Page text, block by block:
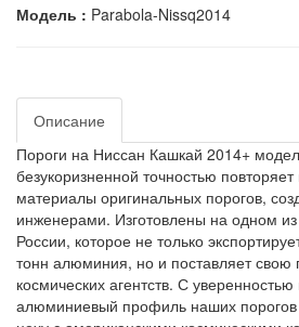
Модель : Parabola-Nissq2014
Описание
Пороги на Ниссан Кашкай 2014+
безукоризненной точностью
материалы оригинальных порогов,
инженерами. Изготовлены на одном
России, которое не только
тонн алюминия, но и поставляет свою
космических агентств. С
алюминиевый профиль наших порогов